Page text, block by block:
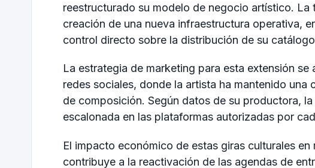
reestructurado su modelo de negocio artístico.
creación de una nueva infraestructura operativa,
control directo sobre la distribución de su
La estrategia de marketing para esta extensión
redes sociales, donde la artista ha mantenido
de composición. Según datos de su productora,
escalonada en las plataformas autorizadas por
El impacto económico de estas giras culturales
contribuye a la reactivación de las agendas de